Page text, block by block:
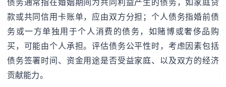
款或共同信用卡账单，应由双方分担；个人债务指婚前债
务或一方单独用于个人消费的债务，如赌博或奢侈品购
买，可能由个人承担。评估债务公平性时，考虑因素包括
债务签署时间、资金用途是否受益家庭、以及双方的经济
贡献能力。